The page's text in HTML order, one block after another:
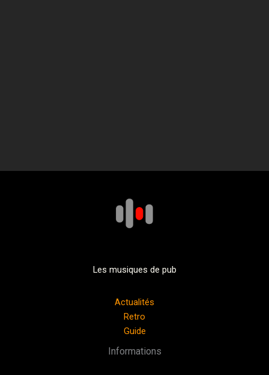
Les musiques de pub
Actualités
Retro
Guide
Informations